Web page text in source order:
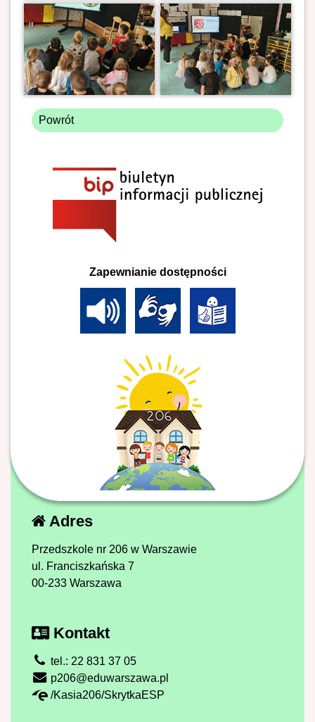
Powrót
Zapewnianie dostępności
Adres
Przedszkole nr 206 w Warszawie
ul. Franciszkańska 7
00-233 Warszawa
Kontakt
tel.: 22 831 37 05
p206@eduwarszawa.pl
/Kasia206/SkrytkaESP